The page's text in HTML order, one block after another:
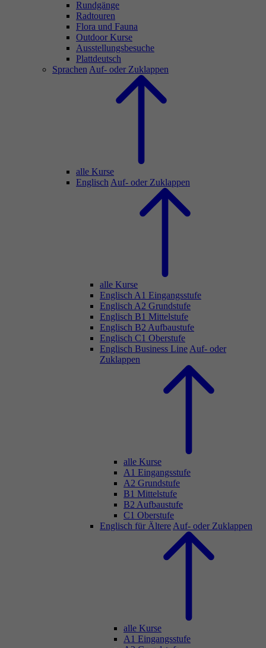
Rundgänge
Radtouren
Flora und Fauna
Outdoor Kurse
Ausstellungsbesuche
Plattdeutsch
Sprachen Auf- oder Zuklappen
alle Kurse
Englisch Auf- oder Zuklappen
alle Kurse
Englisch A1 Eingangsstufe
Englisch A2 Grundstufe
Englisch B1 Mittelstufe
Englisch B2 Aufbaustufe
Englisch C1 Oberstufe
Englisch Business Line Auf- oder
Zuklappen
alle Kurse
A1 Eingangsstufe
A2 Grundstufe
B1 Mittelstufe
B2 Aufbaustufe
C1 Oberstufe
Englisch für Ältere Auf- oder Zuklappen
alle Kurse
A1 Eingangsstufe